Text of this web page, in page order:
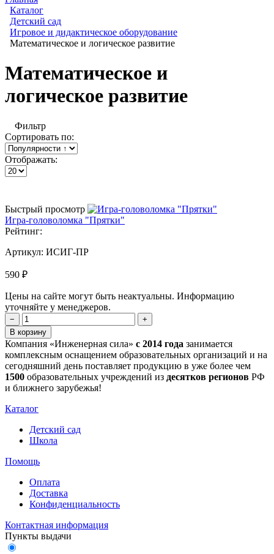
Каталог
Детский сад
Игровое и дидактическое оборудование
Математическое и логическое развитие
Математическое и
логическое развитие
Фильтр
Сортировать по:
Отображать:
Быстрый просмотр
Игра-головоломка "Прятки"
Рейтинг:
Артикул: ИСИГ-ПР
590 ₽
Цены на сайте могут быть неактуальны. Информацию
уточняйте у менеджеров.
−
+
В корзину
Компания «Инженерная сила» с 2014 года занимается
комплексным оснащением образовательных организаций и на
сегодняшний день поставляет продукцию в уже более чем
1500 образовательных учреждений из десятков регионов РФ
и ближнего зарубежья!
Каталог
Детский сад
Школа
Помощь
Оплата
Доставка
Конфиденциальность
Контактная информация
Пункты выдачи